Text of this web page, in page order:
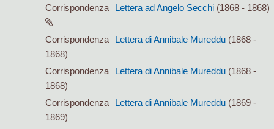
Corrispondenza Lettera ad Angelo Secchi (1868 - 1868)
Corrispondenza Lettera di Annibale Mureddu (1868 -
1868)
Corrispondenza
Lettera di Annibale Mureddu (1868 -
1868)
Corrispondenza
Lettera di Annibale Mureddu (1869 -
1869)